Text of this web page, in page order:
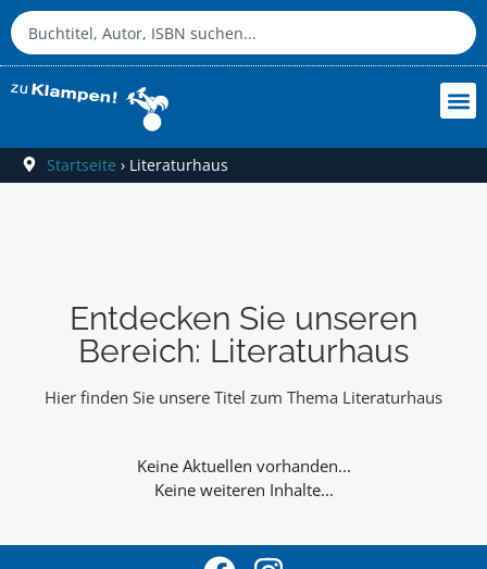
Startseite › Literaturhaus
Entdecken Sie unseren
Bereich: Literaturhaus
Hier finden Sie unsere Titel zum Thema Literaturhaus
Keine weiteren Inhalte...